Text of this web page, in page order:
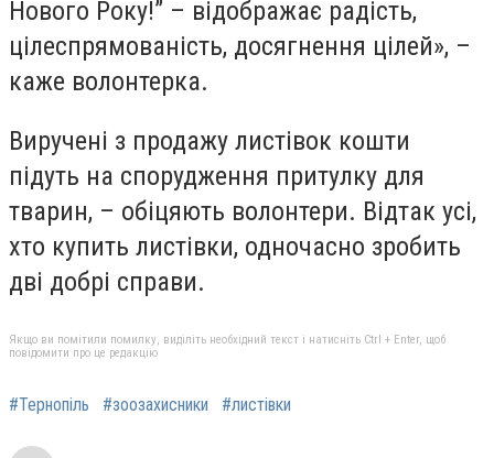
Нового Року!” – відображає радість,
цілеспрямованість, досягнення цілей», –
каже волонтерка.
Виручені з продажу листівок кошти
підуть на спорудження притулку для
тварин, – обіцяють волонтери. Відтак усі,
хто купить листівки, одночасно зробить
дві добрі справи.
Якщо ви помітили помилку, виділіть необхідний текст і натисніть Ctrl + Enter, щоб
повідомити про це редакцію
#Тернопіль #зоозахисники #листівки